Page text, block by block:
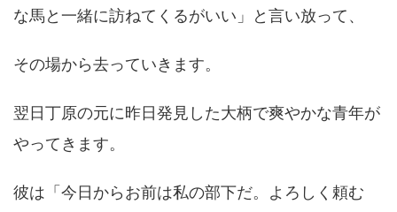
な馬と一緒に訪ねてくるがいい」と言い放って、
その場から去っていきます。
翌日丁原の元に昨日発見した大柄で爽やかな青年が
やってきます。
彼は「今日からお前は私の部下だ。よろしく頼む